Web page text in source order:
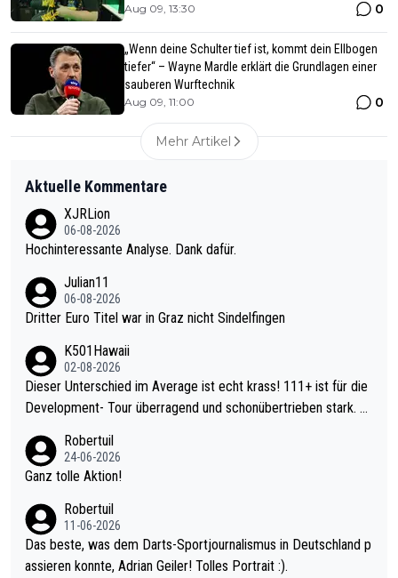
Aug 09, 13:30 0
„Wenn deine Schulter tief ist, kommt dein Ellbogen
tiefer“ – Wayne Mardle erklärt die Grundlagen einer
sauberen Wurftechnik
Aug 09, 11:00 0
Mehr Artikel
Aktuelle Kommentare
XJRLion
06-08-2026
Hochinteressante Analyse. Dank dafür.
Julian11
06-08-2026
Dritter Euro Titel war in Graz nicht Sindelfingen
K501Hawaii
02-08-2026
Dieser Unterschied im Average ist echt krass! 111+ ist für die
Development- Tour überragend und schonübertrieben stark. U
mal 40+ erst recht. Da gewinnst keinen Blumentopf - ist ja noc
h krasser wie ein Pokalspiel eines Kreisligisten vs einem Bund
Robertuil
24-06-2026
Ganz tolle Aktion!
Robertuil
11-06-2026
Das beste, was dem Darts-Sportjournalismus in Deutschland p
assieren konnte, Adrian Geiler! Tolles Portrait :).